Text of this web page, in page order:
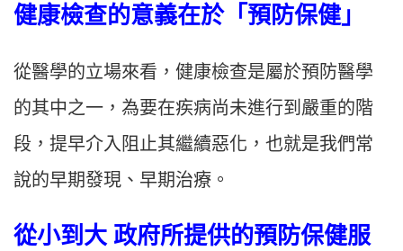
健康檢查的意義在於「預防保健」
從醫學的立場來看，健康檢查是屬於預防醫學
的其中之一，為要在疾病尚未進行到嚴重的階
段，提早介入阻止其繼續惡化，也就是我們常
說的早期發現、早期治療。
從小到大 政府所提供的預防保健服